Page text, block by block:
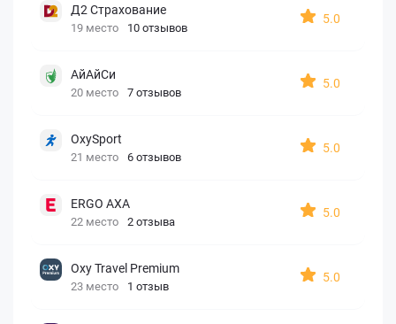
Д2 Страхование
19 место 10 отзывов
5.0
АйАйСи
20 место 7 отзывов
5.0
OxySport
21 место 6 отзывов
5.0
ERGO AXA
22 место 2 отзыва
5.0
Oxy Travel Premium
23 место 1 отзыв
5.0